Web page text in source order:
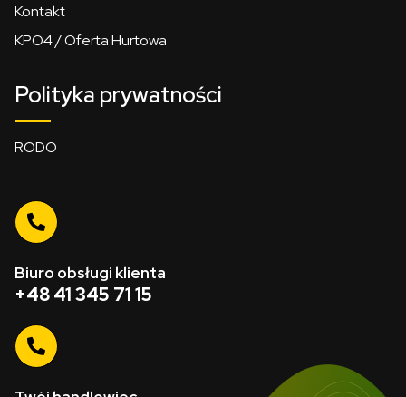
Kontakt
KPO4 / Oferta Hurtowa
Polityka prywatności
RODO
Biuro obsługi klienta
+48 41 345 71 15